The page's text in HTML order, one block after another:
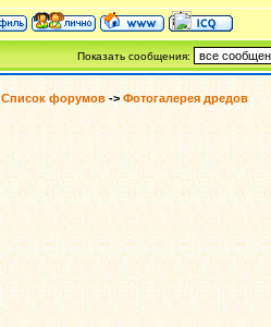
Показать сообщения:
Список форумов -> Фотогалерея дредов